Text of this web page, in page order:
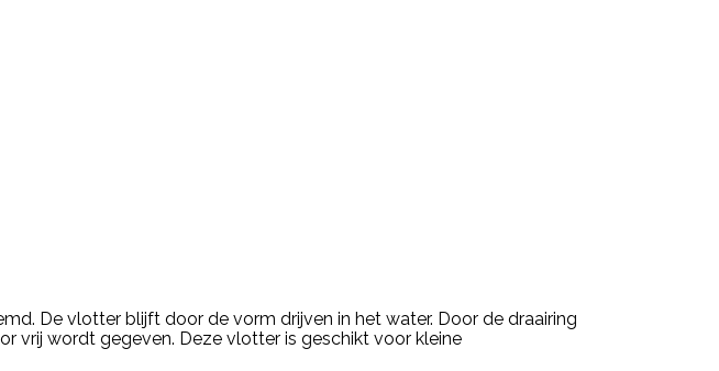
De vlotter blijft door de vorm drijven in het water. Door de draairing
vrij wordt gegeven. Deze vlotter is geschikt voor kleine